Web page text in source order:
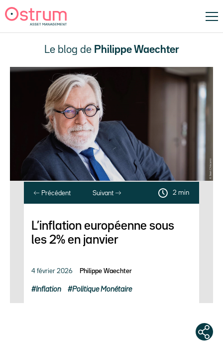
Le blog de Philippe Waechter
Précédent Suivant 2 min
L’inflation européenne sous
les 2% en janvier
4 février 2026 Philippe Waechter
Inflation Politique Monétaire